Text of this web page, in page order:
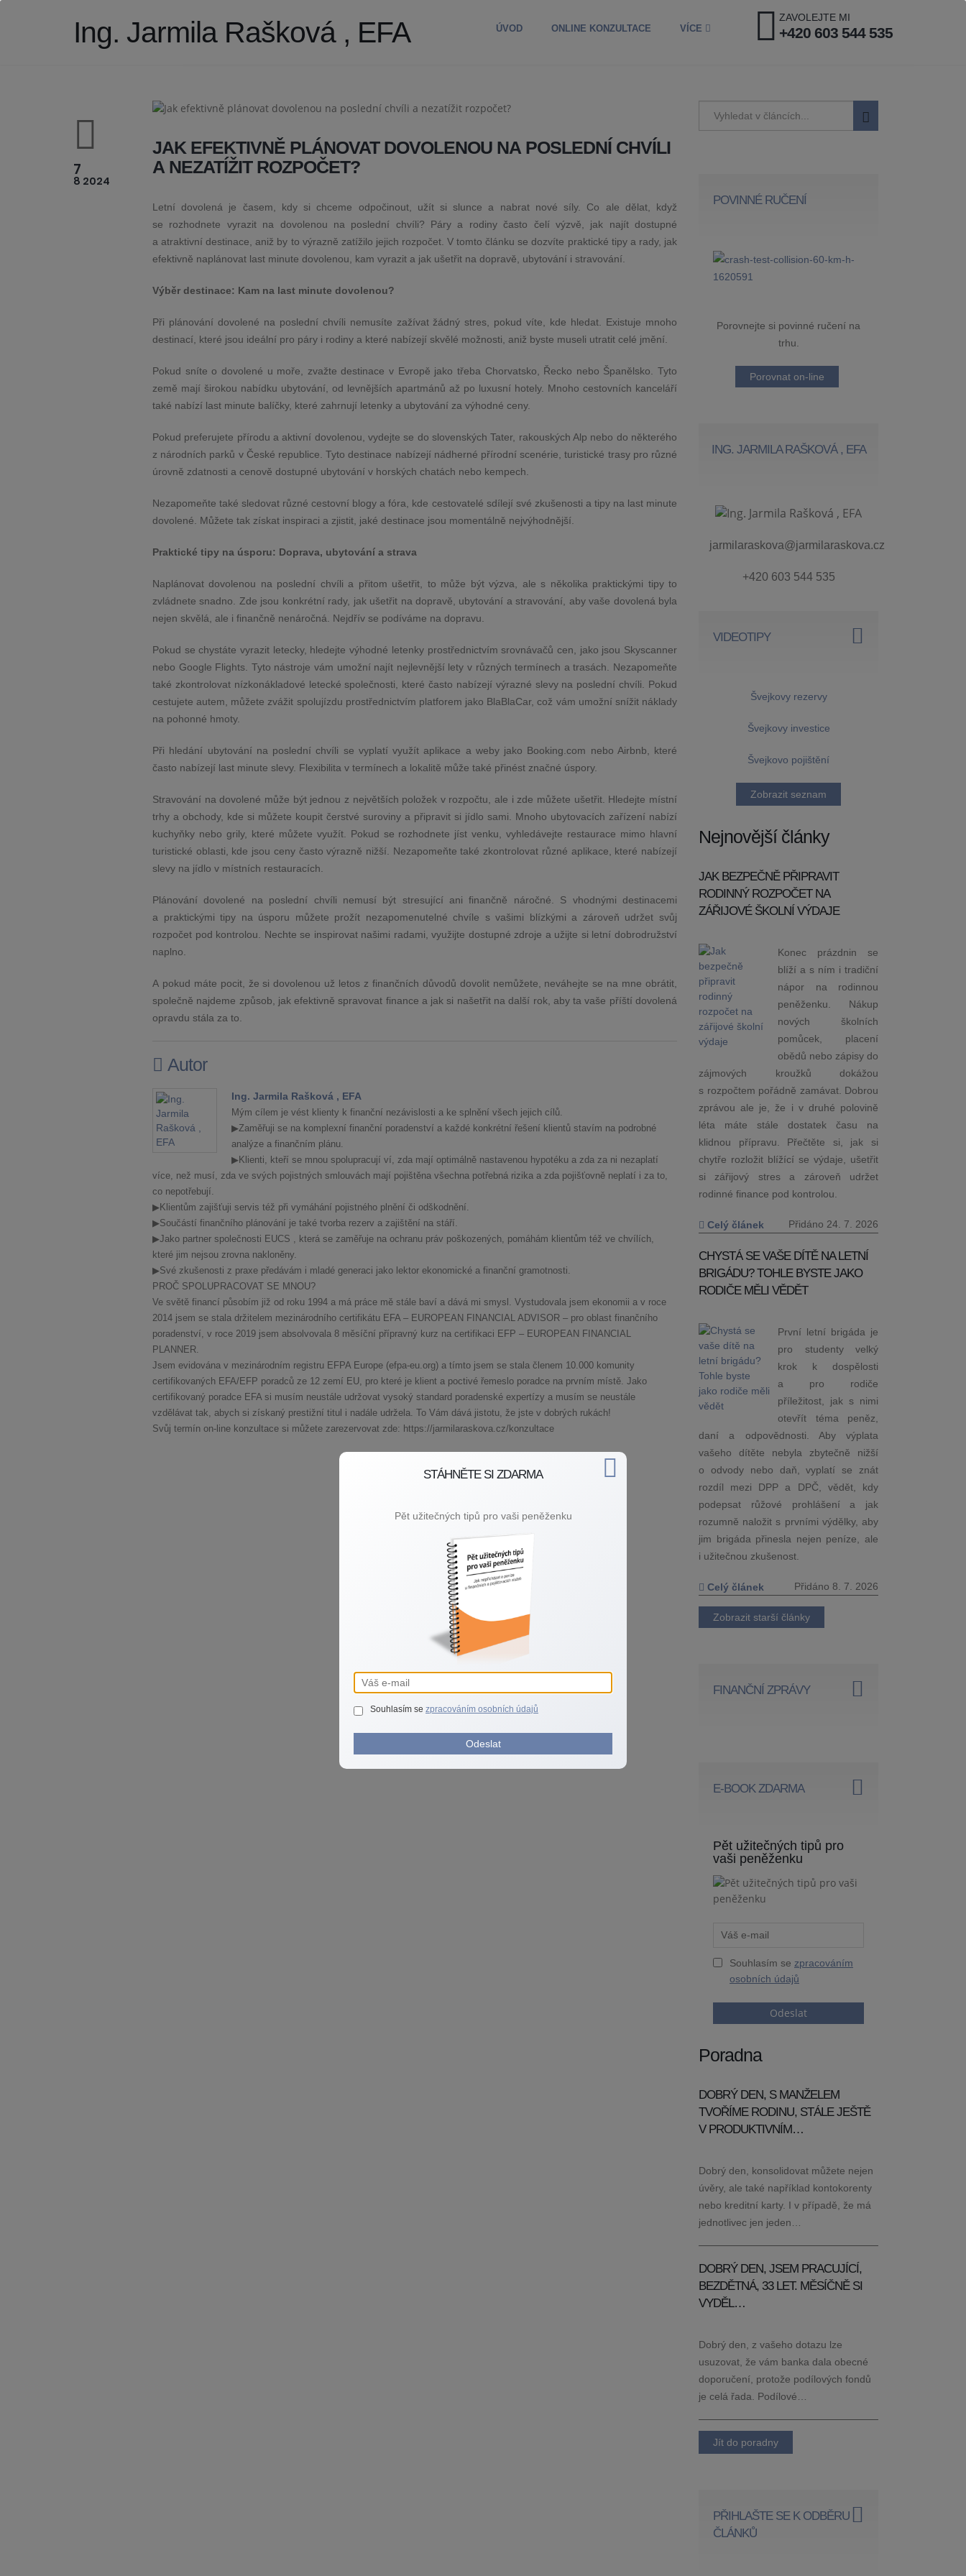
Ing. Jarmila Rašková , EFA ZAVOLEJTE MI
+420 603 544 535
ÚVOD ONLINE KONZULTACE VÍCE
7
8 2024
JAK EFEKTIVNĚ PLÁNOVAT DOVOLENOU NA POSLEDNÍ CHVÍLI
A NEZATÍŽIT ROZPOČET?
Letní dovolená je časem, kdy si chceme odpočinout, užít si slunce a nabrat nové síly. Co ale dělat, když
se rozhodnete vyrazit na dovolenou na poslední chvíli? Páry a rodiny často čelí výzvě, jak najít dostupné
a atraktivní destinace, aniž by to výrazně zatížilo jejich rozpočet. V tomto článku se dozvíte praktické tipy a rady, jak
efektivně naplánovat last minute dovolenou, kam vyrazit a jak ušetřit na dopravě, ubytování i stravování.
Výběr destinace: Kam na last minute dovolenou?
Při plánování dovolené na poslední chvíli nemusíte zažívat žádný stres, pokud víte, kde hledat. Existuje mnoho
destinací, které jsou ideální pro páry i rodiny a které nabízejí skvělé možnosti, aniž byste museli utratit celé jmění.
Pokud sníte o dovolené u moře, zvažte destinace v Evropě jako třeba Chorvatsko, Řecko nebo Španělsko. Tyto
země mají širokou nabídku ubytování, od levnějších apartmánů až po luxusní hotely. Mnoho cestovních kanceláří
také nabízí last minute balíčky, které zahrnují letenky a ubytování za výhodné ceny.
Pokud preferujete přírodu a aktivní dovolenou, vydejte se do slovenských Tater, rakouských Alp nebo do některého
z národních parků v České republice. Tyto destinace nabízejí nádherné přírodní scenérie, turistické trasy pro různé
úrovně zdatnosti a cenově dostupné ubytování v horských chatách nebo kempech.
Nezapomeňte také sledovat různé cestovní blogy a fóra, kde cestovatelé sdílejí své zkušenosti a tipy na last minute
dovolené. Můžete tak získat inspiraci a zjistit, jaké destinace jsou momentálně nejvýhodnější.
Praktické tipy na úsporu: Doprava, ubytování a strava
Naplánovat dovolenou na poslední chvíli a přitom ušetřit, to může být výzva, ale s několika praktickými tipy to
zvládnete snadno. Zde jsou konkrétní rady, jak ušetřit na dopravě, ubytování a stravování, aby vaše dovolená byla
nejen skvělá, ale i finančně nenáročná. Nejdřív se podíváme na dopravu.
Pokud se chystáte vyrazit letecky, hledejte výhodné letenky prostřednictvím srovnávačů cen, jako jsou Skyscanner
nebo Google Flights. Tyto nástroje vám umožní najít nejlevnější lety v různých termínech a trasách. Nezapomeňte
také zkontrolovat nízkonákladové letecké společnosti, které často nabízejí výrazné slevy na poslední chvíli. Pokud
cestujete autem, můžete zvážit spolujízdu prostřednictvím platforem jako BlaBlaCar, což vám umožní snížit náklady
na pohonné hmoty.
Při hledání ubytování na poslední chvíli se vyplatí využít aplikace a weby jako Booking.com nebo Airbnb, které
často nabízejí last minute slevy. Flexibilita v termínech a lokalitě může také přinést značné úspory.
Stravování na dovolené může být jednou z největších položek v rozpočtu, ale i zde můžete ušetřit. Hledejte místní
trhy a obchody, kde si můžete koupit čerstvé suroviny a připravit si jídlo sami. Mnoho ubytovacích zařízení nabízí
kuchyňky nebo grily, které můžete využít. Pokud se rozhodnete jíst venku, vyhledávejte restaurace mimo hlavní
turistické oblasti, kde jsou ceny často výrazně nižší. Nezapomeňte také zkontrolovat různé aplikace, které nabízejí
slevy na jídlo v místních restauracích.
Plánování dovolené na poslední chvíli nemusí být stresující ani finančně náročné. S vhodnými destinacemi
a praktickými tipy na úsporu můžete prožít nezapomenutelné chvíle s vašimi blízkými a zároveň udržet svůj
rozpočet pod kontrolou. Nechte se inspirovat našimi radami, využijte dostupné zdroje a užijte si letní dobrodružství
naplno.
A pokud máte pocit, že si dovolenou už letos z finančních důvodů dovolit nemůžete, neváhejte se na mne obrátit,
společně najdeme způsob, jak efektivně spravovat finance a jak si našetřit na další rok, aby ta vaše příští dovolená
opravdu stála za to.
Autor
Ing. Jarmila Rašková , EFA
Mým cílem je vést klienty k finanční nezávislosti a ke splnění všech jejich cílů.
▶Zaměřuji se na komplexní finanční poradenství a každé konkrétní řešení klientů stavím na podrobné
analýze a finančním plánu.
▶Klienti, kteří se mnou spolupracují ví, zda mají optimálně nastavenou hypotéku a zda za ni nezaplatí
více, než musí, zda ve svých pojistných smlouvách mají pojištěna všechna potřebná rizika a zda pojišťovně neplatí i za to,
co nepotřebují.
▶Klientům zajišťuji servis též při vymáhání pojistného plnění či odškodnění.
▶Součástí finančního plánování je také tvorba rezerv a zajištění na stáří.
▶Jako partner společnosti EUCS , která se zaměřuje na ochranu práv poškozených, pomáhám klientům též ve chvílích,
které jim nejsou zrovna nakloněny.
▶Své zkušenosti z praxe předávám i mladé generaci jako lektor ekonomické a finanční gramotnosti.
PROČ SPOLUPRACOVAT SE MNOU?
Ve světě financí působím již od roku 1994 a má práce mě stále baví a dává mi smysl. Vystudovala jsem ekonomii a v roce
2014 jsem se stala držitelem mezinárodního certifikátu EFA – EUROPEAN FINANCIAL ADVISOR – pro oblast finančního
poradenství, v roce 2019 jsem absolvovala 8 měsíční přípravný kurz na certifikaci EFP – EUROPEAN FINANCIAL
PLANNER.
Jsem evidována v mezinárodním registru EFPA Europe (efpa-eu.org) a tímto jsem se stala členem 10.000 komunity
certifikovaných EFA/EFP poradců ze 12 zemí EU, pro které je klient a poctivé řemeslo poradce na prvním místě. Jako
certifikovaný poradce EFA si musím neustále udržovat vysoký standard poradenské expertízy a musím se neustále
vzdělávat tak, abych si získaný prestižní titul i nadále udržela. To Vám dává jistotu, že jste v dobrých rukách!
Svůj termín on-line konzultace si můžete zarezervovat zde: https://jarmilaraskova.cz/konzultace
POVINNÉ RUČENÍ
Porovnejte si povinné ručení na
trhu.
Porovnat on-line
ING. JARMILA RAŠKOVÁ , EFA
jarmilaraskova@jarmilaraskova.cz
+420 603 544 535
VIDEOTIPY
Švejkovy rezervy
Švejkovy investice
Švejkovo pojištění
Zobrazit seznam
Nejnovější články
JAK BEZPEČNĚ PŘIPRAVIT
RODINNÝ ROZPOČET NA
ZÁŘIJOVÉ ŠKOLNÍ VÝDAJE
Konec prázdnin se
blíží a s ním i tradiční
nápor na rodinnou
peněženku. Nákup
nových školních
pomůcek, placení
obědů nebo zápisy do
zájmových kroužků dokážou
s rozpočtem pořádně zamávat. Dobrou
zprávou ale je, že i v druhé polovině
léta máte stále dostatek času na
klidnou přípravu. Přečtěte si, jak si
chytře rozložit blížící se výdaje, ušetřit
si zářijový stres a zároveň udržet
rodinné finance pod kontrolou.
Celý článek Přidáno 24. 7. 2026
CHYSTÁ SE VAŠE DÍTĚ NA LETNÍ
BRIGÁDU? TOHLE BYSTE JAKO
RODIČE MĚLI VĚDĚT
První letní brigáda je
pro studenty velký
krok k dospělosti
a pro rodiče
příležitost, jak s nimi
otevřít téma peněz,
daní a odpovědnosti. Aby výplata
vašeho dítěte nebyla zbytečně nižší
o odvody nebo daň, vyplatí se znát
rozdíl mezi DPP a DPČ, vědět, kdy
podepsat růžové prohlášení a jak
rozumně naložit s prvními výdělky, aby
jim brigáda přinesla nejen peníze, ale
i užitečnou zkušenost.
Celý článek Přidáno 8. 7. 2026
Zobrazit starší články
FINANČNÍ ZPRÁVY
E-BOOK ZDARMA
Pět užitečných tipů pro
vaši peněženku
Souhlasím se zpracováním
osobních údajů
Odeslat
Poradna
DOBRÝ DEN, S MANŽELEM
TVOŘÍME RODINU, STÁLE JEŠTĚ
V PRODUKTIVNÍM…
Dobrý den, konsolidovat můžete nejen
úvěry, ale také například kontokorenty
nebo kreditní karty. I v případě, že má
jednotlivec jen jeden…
DOBRÝ DEN, JSEM PRACUJÍCÍ,
BEZDĚTNÁ, 33 LET. MĚSÍČNĚ SI
VYDĚL…
Dobrý den, z vašeho dotazu lze
usuzovat, že vám banka dala obecné
doporučení, protože podílových fondů
je celá řada. Podílové…
Jít do poradny
PŘIHLAŠTE SE K ODBĚRU
ČLÁNKŮ
STÁHNĚTE SI ZDARMA
Pět užitečných tipů pro vaši peněženku
Souhlasím se zpracováním osobních údajů
Odeslat